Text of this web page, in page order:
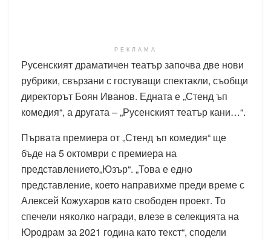
РЕКЛАМА
Русенският драматичен театър започва две нови
рубрики, свързани с гостуващи спектакли, съобщи
директорът Боян Иванов. Едната е „Стенд ъп
комедия“, а другата – „Русенският театър кани…“.
Първата премиера от „Стенд ъп комедия“ ще
бъде на 5 октомври с премиера на
представлението„Юзър“. „Това е едно
представление, което направихме преди време с
Алексей Кожухаров като свободен проект. То
спечели няколко награди, влезе в селекцията на
Юродрам за 2021 година като текст“, сподели